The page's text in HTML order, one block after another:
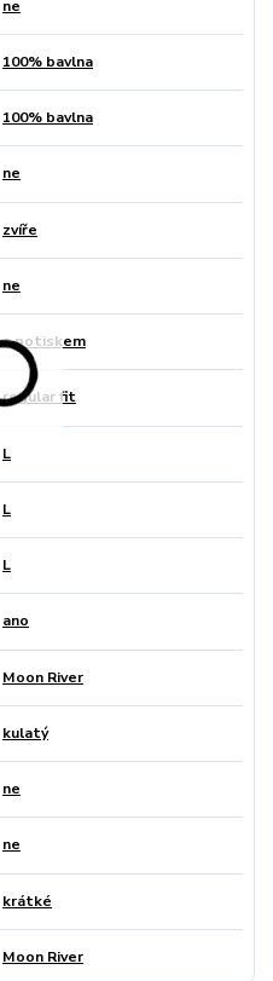
ne
100% bavlna
100% bavlna
ne
zvíře
ne
s potiskem
regular fit
L
L
L
ano
Moon River
kulatý
ne
ne
krátké
Moon River